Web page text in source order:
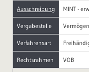
Ausschreibung MINT -
Vergabestelle
Verfahrensart
Rechtsrahmen VOB